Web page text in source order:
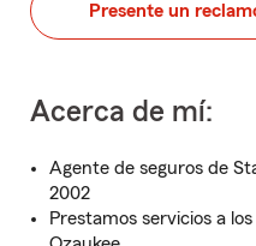
Presente un
Acerca de mí:
Agente de seguros de
2002
Prestamos servicios a